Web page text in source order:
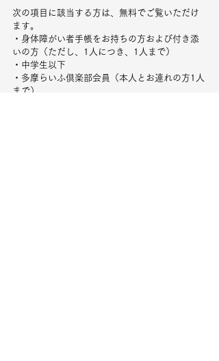
次の項目に該当する方は、無料でご覧いただけ
ます。
・身体障がい者手帳をお持ちの方および付き添
いの方（ただし、1人につき、1人まで）
・中学生以下
・多摩らいふ倶楽部会員（本人とお連れの方1人
まで）